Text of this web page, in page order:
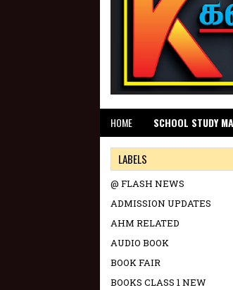
HOME SCHOOL STUDY
LABELS
@ FLASH NEWS
ADMISSION UPDATES
AHM RELATED
AUDIO BOOK
BOOK FAIR
BOOKS CLASS 1 NEW